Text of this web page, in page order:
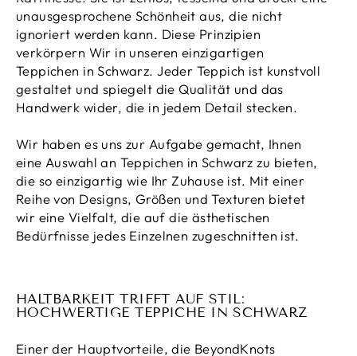
unausgesprochene Schönheit aus, die nicht
ignoriert werden kann. Diese Prinzipien
verkörpern Wir in unseren einzigartigen
Teppichen in Schwarz. Jeder Teppich ist kunstvoll
gestaltet und spiegelt die Qualität und das
Handwerk wider, die in jedem Detail stecken.
Wir haben es uns zur Aufgabe gemacht, Ihnen
eine Auswahl an Teppichen in Schwarz zu bieten,
die so einzigartig wie Ihr Zuhause ist. Mit einer
Reihe von Designs, Größen und Texturen bietet
wir eine Vielfalt, die auf die ästhetischen
Bedürfnisse jedes Einzelnen zugeschnitten ist.
HALTBARKEIT TRIFFT AUF STIL:
HOCHWERTIGE TEPPICHE IN SCHWARZ
Einer der Hauptvorteile, die BeyondKnots